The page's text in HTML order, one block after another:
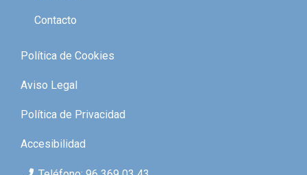
Contacto
Política de Cookies
Aviso Legal
Política de Privacidad
Accesibilidad